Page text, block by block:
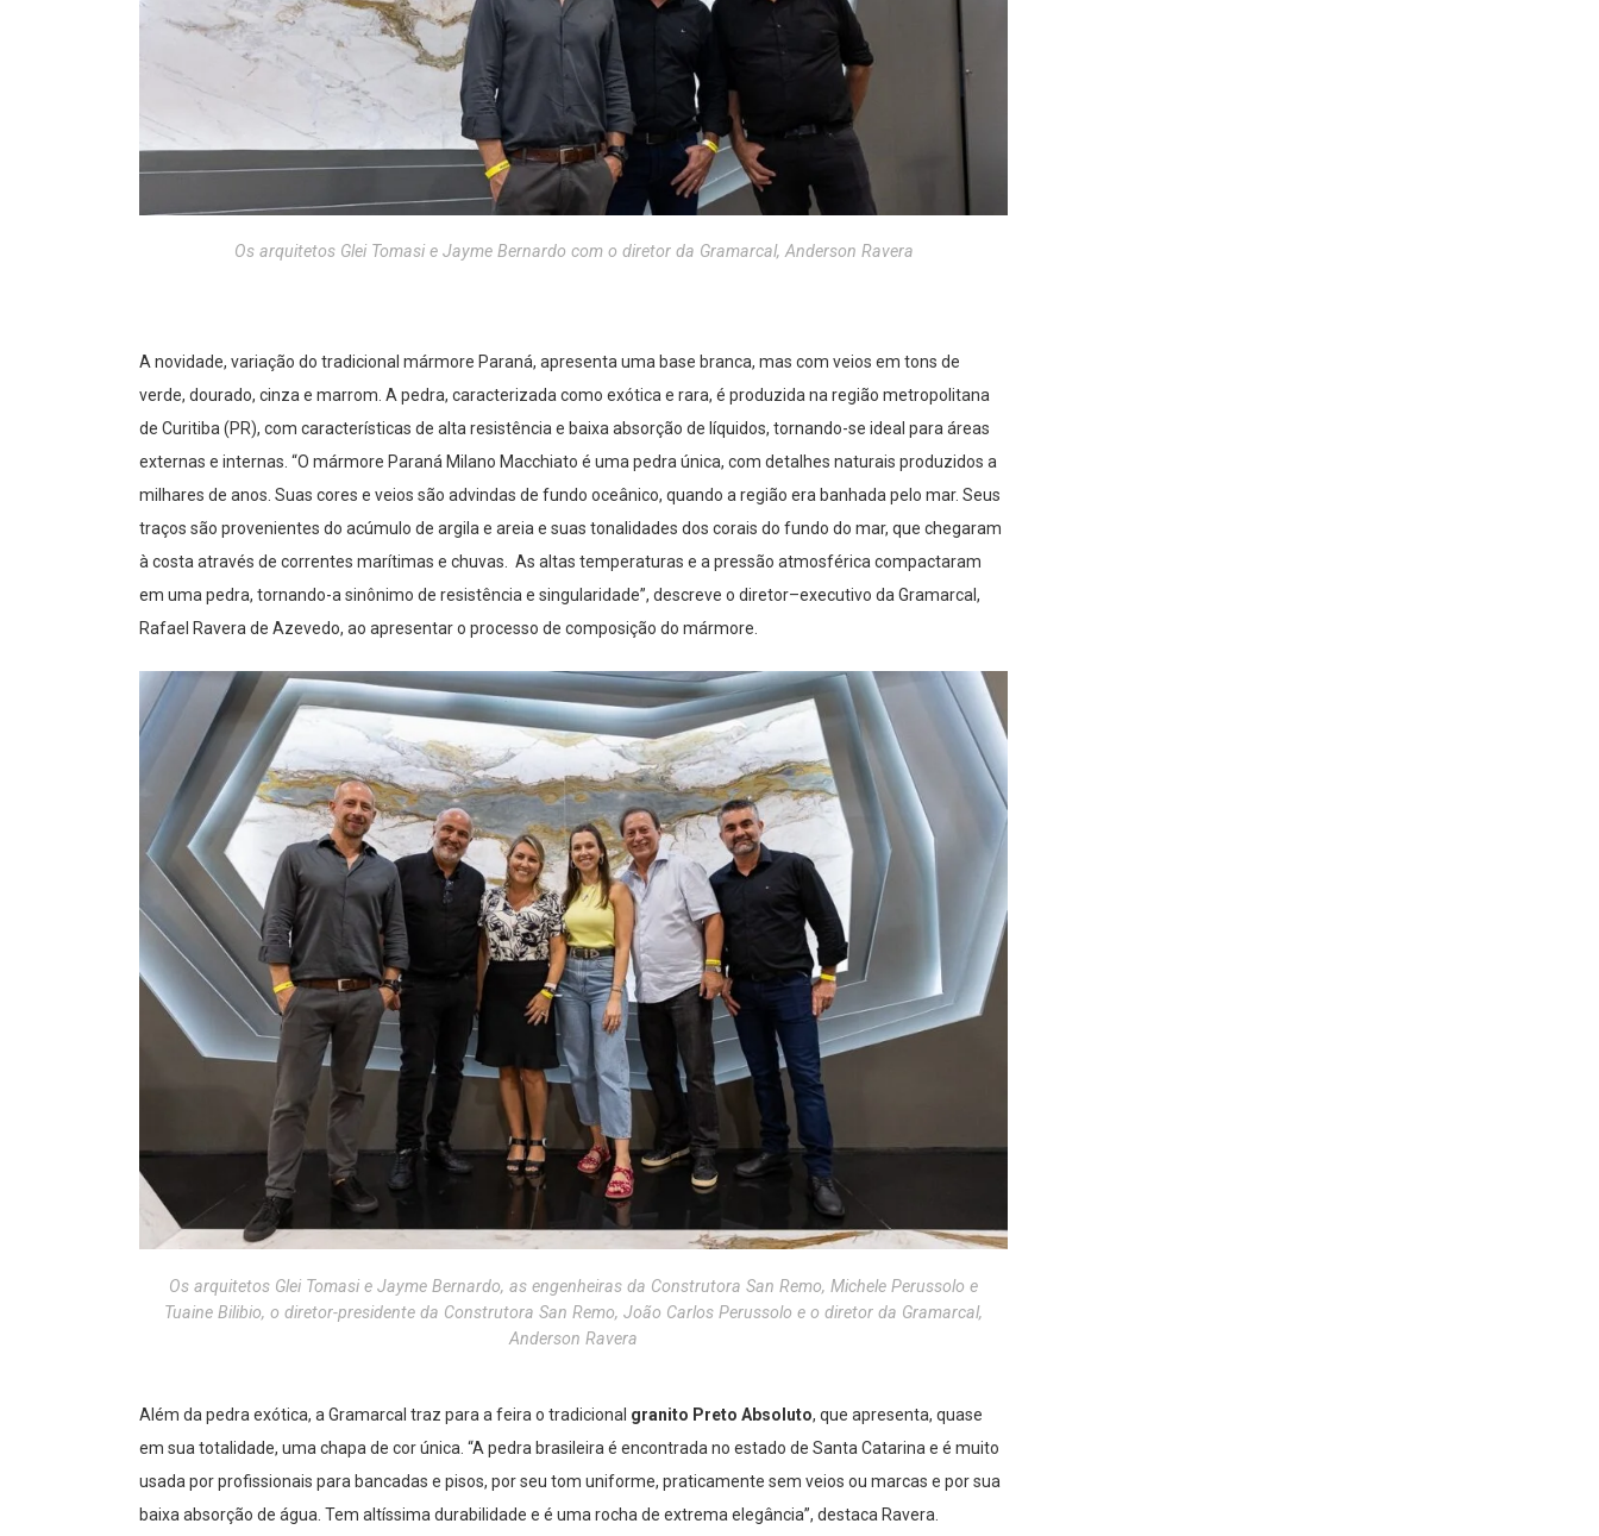
Os arquitetos Glei Tomasi e Jayme Bernardo com o diretor da Gramarcal, Anderson Ravera
A novidade, variação do tradicional mármore Paraná, apresenta uma base branca, mas com veios em tons de
verde, dourado, cinza e marrom. A pedra, caracterizada como exótica e rara, é produzida na região metropolitana
de Curitiba (PR), com características de alta resistência e baixa absorção de líquidos, tornando-se ideal para áreas
externas e internas. “O mármore Paraná Milano Macchiato é uma pedra única, com detalhes naturais produzidos a
milhares de anos. Suas cores e veios são advindas de fundo oceânico, quando a região era banhada pelo mar. Seus
traços são provenientes do acúmulo de argila e areia e suas tonalidades dos corais do fundo do mar, que chegaram
à costa através de correntes marítimas e chuvas. As altas temperaturas e a pressão atmosférica compactaram
em uma pedra, tornando-a sinônimo de resistência e singularidade”, descreve o diretor–executivo da Gramarcal,
Rafael Ravera de Azevedo, ao apresentar o processo de composição do mármore.
Os arquitetos Glei Tomasi e Jayme Bernardo, as engenheiras da Construtora San Remo, Michele Perussolo e
Tuaine Bilibio, o diretor-presidente da Construtora San Remo, João Carlos Perussolo e o diretor da Gramarcal,
Anderson Ravera
Além da pedra exótica, a Gramarcal traz para a feira o tradicional granito Preto Absoluto, que apresenta, quase
em sua totalidade, uma chapa de cor única. “A pedra brasileira é encontrada no estado de Santa Catarina e é muito
usada por profissionais para bancadas e pisos, por seu tom uniforme, praticamente sem veios ou marcas e por sua
baixa absorção de água. Tem altíssima durabilidade e é uma rocha de extrema elegância”, destaca Ravera.